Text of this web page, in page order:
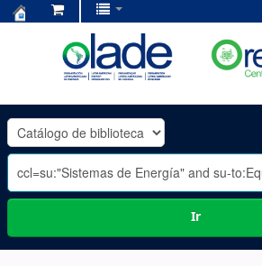
OLADE
-
Ir